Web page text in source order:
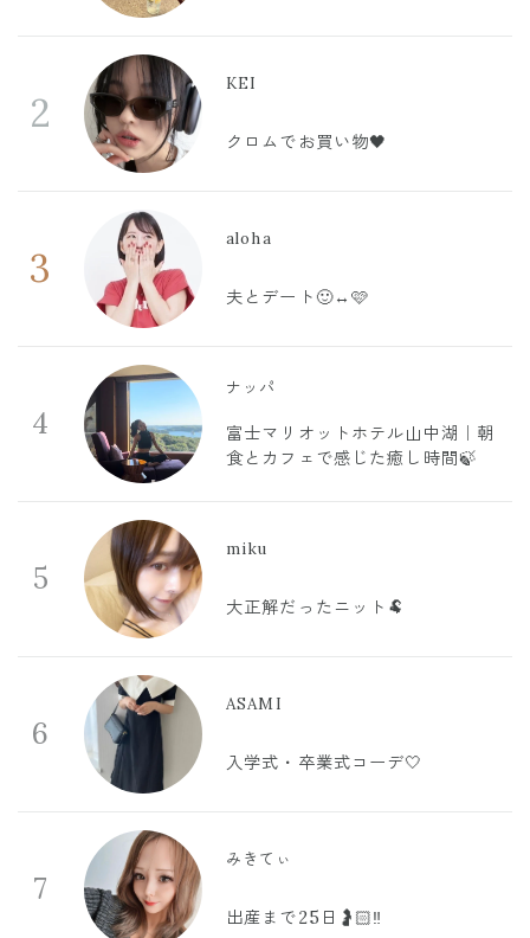
2
KEI
クロムでお買い物🖤
3
aloha
夫とデート🙂‍↔️🩷
4
ナッパ
富士マリオットホテル山中湖｜朝
食とカフェで感じた癒し時間🍃
5
miku
大正解だったニット🐏
6
ASAMI
入学式・卒業式コーデ🤍
7
みきてぃ
出産まで25日🤰🏻‼️